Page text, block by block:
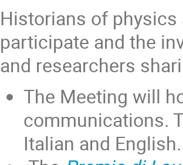
Historians of
participate and the
and researchers
The Meeting will
communications.
Italian and English.